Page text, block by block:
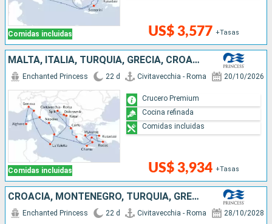
Comidas incluidas US$ 3,577 +Tasas
MALTA, ITALIA, TURQUÍA, GRECIA, CROACIA, MONTENEGRO
Comidas incluidas
Enchanted Princess 22 d Civitavecchia - Roma 20/10/2026
US$ 3,934 +Tasas
Crucero Premium
Cocina refinada
Comidas incluidas
CROACIA, MONTENEGRO, TURQUÍA, GRECIA, ITALIA
Enchanted Princess 22 d Civitavecchia - Roma 28/10/2028